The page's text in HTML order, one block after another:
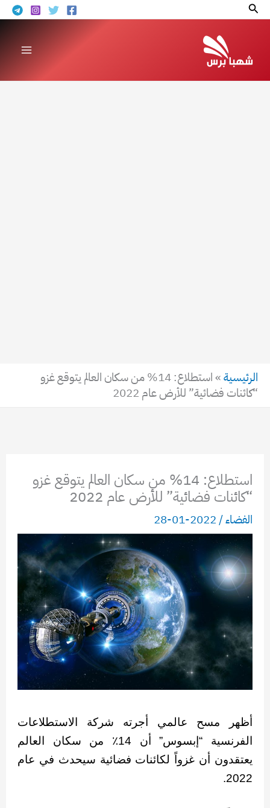
تخطيالبحث
الرئيسية»
استطلاع: 14% من سكان العالم يتوقع غزو
“كائنات فضائية” للأرض عام 2022
استطلاع: 14% من سكان العالم يتوقع غزو
“كائنات فضائية” للأرض عام 2022
الفضاء/
2022-01-28
أظهر مسح عالمي أجرته شركة الاستطلاعات
الفرنسية “إبسوس” أن 14٪ من سكان العالم
يعتقدون أن غزواً لكائنات فضائية سيحدث في عام
2022.